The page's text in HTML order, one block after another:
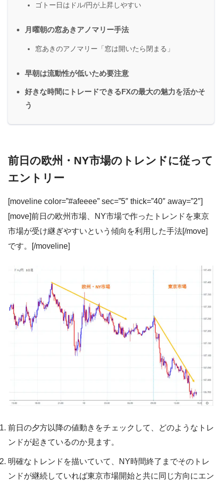
ゴトー日はドル/円が上昇しやすい
月曜朝の窓あきアノマリー手法
窓あきのアノマリー「窓は開いたら閉まる」
早朝は流動性が低いため要注意
好きな時間にトレードできるFXの最大の魅力を活かそ
う
前日の欧州・NY市場のトレンドに従って
エントリー
[moveline color=”#afeeee” sec=”5″ thick=”40″ away=”2″]
[move]前日の欧州市場、NY市場で作ったトレンドを東京
市場が受け継ぎやすいという傾向を利用した手法[/move]
です。[/moveline]
前日の夕方以降の値動きをチェックして、どのようなトレ
ンドが起きているのか見ます。
明確なトレンドを描いていて、NY時間終了までそのトレ
ンドが継続していれば東京市場開始と共に同じ方向にエン